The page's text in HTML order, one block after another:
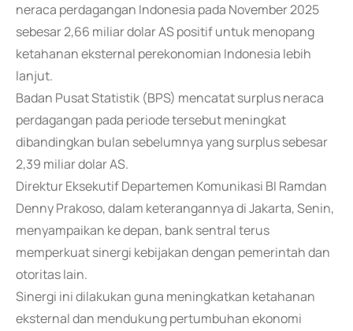
neraca perdagangan Indonesia pada November 2025
sebesar 2,66 miliar dolar AS positif untuk menopang
ketahanan eksternal perekonomian Indonesia lebih
lanjut.
Badan Pusat Statistik (BPS) mencatat surplus neraca
perdagangan pada periode tersebut meningkat
dibandingkan bulan sebelumnya yang surplus sebesar
2,39 miliar dolar AS.
Direktur Eksekutif Departemen Komunikasi BI Ramdan
Denny Prakoso, dalam keterangannya di Jakarta, Senin,
menyampaikan ke depan, bank sentral terus
memperkuat sinergi kebijakan dengan pemerintah dan
otoritas lain.
Sinergi ini dilakukan guna meningkatkan ketahanan
eksternal dan mendukung pertumbuhan ekonomi